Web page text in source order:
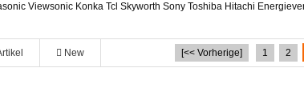
Viewsonic Konka Tcl Skyworth Sony Toshiba Hitachi
New [<< Vorherige] 1 2